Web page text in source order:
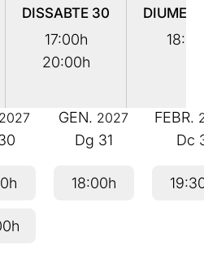
DISSABTE 30
17:00h
20:00h
2027 GEN. 2027
Dg 31
18:00h
FEBR.
Dc